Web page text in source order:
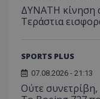
ΔΥΝΑΤΗ κίνηση
Τεράστια
SPORTS PLUS
07.08.2026 - 21:13
Ούτε συνετρίβη,